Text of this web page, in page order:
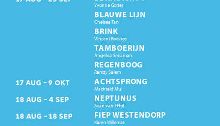
Yvonne Gorter
BLAUWE LIJN
Chelsea Tan
BRINK
Vincent Roevros
TAMBOERIJN
Angelica Setiaman
REGENBOOG
Ramzy Salem
17 AUG 9 OKT ACHTSPRONG
Machteld Mul
18 AUG 4 SEP NEPTUNUS
Sean van t Hof
18 AUG 18 SEP FIEP WESTENDORP
Karen Willemse